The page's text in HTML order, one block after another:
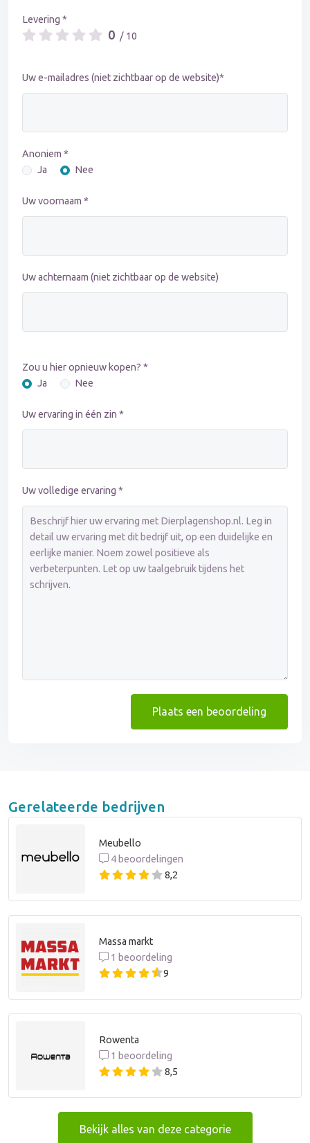
Levering *
0 / 10
Uw e-mailadres (niet zichtbaar op de website)*
Anoniem *
Ja
Nee
Uw voornaam *
Uw achternaam (niet zichtbaar op de website)
Zou u hier opnieuw kopen? *
Ja
Nee
Uw ervaring in één zin *
Uw volledige ervaring *
Plaats een beoordeling
Gerelateerde bedrijven
Meubello
4 beoordelingen
8,2
Massa markt
1 beoordeling
9
Rowenta
1 beoordeling
8,5
Bekijk alles van deze categorie